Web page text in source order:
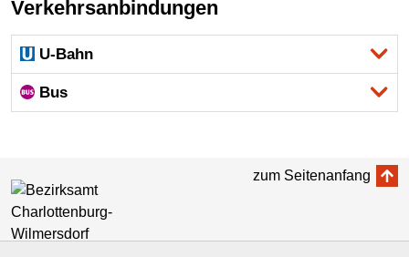
Verkehrsanbindungen
U-Bahn
Bus
zum Seitenanfang